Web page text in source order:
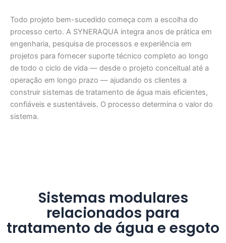
Todo projeto bem-sucedido começa com a escolha do
processo certo. A SYNERAQUA integra anos de prática em
engenharia, pesquisa de processos e experiência em
projetos para fornecer suporte técnico completo ao longo
de todo o ciclo de vida — desde o projeto conceitual até a
operação em longo prazo — ajudando os clientes a
construir sistemas de tratamento de água mais eficientes,
confiáveis ​​e sustentáveis. O processo determina o valor do
sistema.
Sistemas modulares
relacionados para
tratamento de água e esgoto